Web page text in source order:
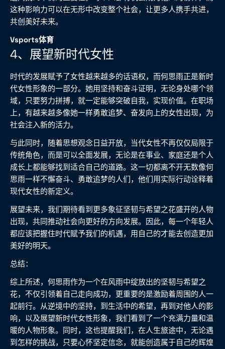
这种影响力可以在无形中改变整个社会，让更多人携手共进，
共创美好未来。
Vsports体育
4、展望新时代女性
时代的发展赋予了女性越来越多的话语权，而何思雨正是新时
代女性形象的一部分。她用坚持和奋斗证明，无论身处哪个领
域，只要努力拼搏，就一定能够突破自我，实现价值。在职场
上，有越来越多像她一样勇敢追梦、奋发向上的女性出现，为
社会注入新的活力。
与此同时，随着思想观念日益开放，当代女性不再仅仅局限于
传统角色，而是可以全面发展，无论是在事业、家庭还是个人
成长上都能够找到适合自己的道路。这一切都离不开无数像何
思雨一样不懈奋斗、勇敢追梦的人们，他们用实际行动诠释着
现代女性的新定义。
展望未来，我们期待看到更多象征坚韧与希望之花盛开的人物
出现，共同推动社会向更好的方向发展。因此，每一个年轻人
都应该把握住时代赋予我们的机遇，用自己的才能去创造更加
美好的明天。
总结：
综上所述，何思雨作为一个在风雨中绽放出的坚韧与希望之
花，不仅引领着自己走向成功，更重要的是激励着周围的人一
起前行。从逆境中的坚持，到生活中的希望，再到对他人的影
响，以及展望新时代女性形象，我们看到了一个充满力量和温
暖的人物形象。同时，这也提醒我们，在人生旅途中，无论遇
到怎样的挑战，只要心怀坚定信念，就能创造属于自己的辉煌